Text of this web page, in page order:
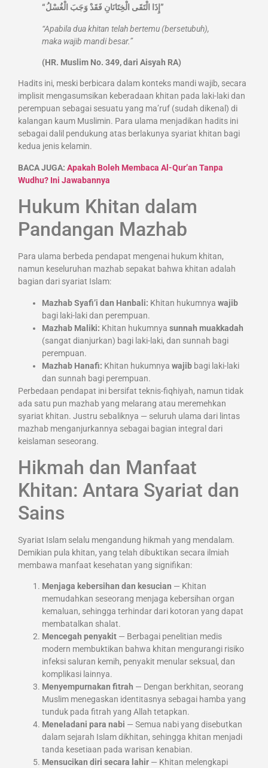
“إِذَا الْتَقَى الْخِتَانَانِ فَقَدْ وَجَبَ الْغُسْلُ”
“Apabila dua khitan telah bertemu (bersetubuh),
maka wajib mandi besar.”
(HR. Muslim No. 349, dari Aisyah RA)
Hadits ini, meski berbicara dalam konteks mandi wajib, secara
implisit mengasumsikan keberadaan khitan pada laki-laki dan
perempuan sebagai sesuatu yang ma’ruf (sudah dikenal) di
kalangan kaum Muslimin. Para ulama menjadikan hadits ini
sebagai dalil pendukung atas berlakunya syariat khitan bagi
kedua jenis kelamin.
BACA JUGA: Apakah Boleh Membaca Al-Qur’an Tanpa
Wudhu? Ini Jawabannya
Hukum Khitan dalam
Pandangan Mazhab
Para ulama berbeda pendapat mengenai hukum khitan,
namun keseluruhan mazhab sepakat bahwa khitan adalah
bagian dari syariat Islam:
Mazhab Syafi’i dan Hanbali: Khitan hukumnya wajib
bagi laki-laki dan perempuan.
Mazhab Maliki: Khitan hukumnya sunnah muakkadah
(sangat dianjurkan) bagi laki-laki, dan sunnah bagi
perempuan.
Mazhab Hanafi: Khitan hukumnya wajib bagi laki-laki
dan sunnah bagi perempuan.
Perbedaan pendapat ini bersifat teknis-fiqhiyah, namun tidak
ada satu pun mazhab yang melarang atau meremehkan
syariat khitan. Justru sebaliknya — seluruh ulama dari lintas
mazhab menganjurkannya sebagai bagian integral dari
keislaman seseorang.
Hikmah dan Manfaat
Khitan: Antara Syariat dan
Sains
Syariat Islam selalu mengandung hikmah yang mendalam.
Demikian pula khitan, yang telah dibuktikan secara ilmiah
membawa manfaat kesehatan yang signifikan:
Menjaga kebersihan dan kesucian — Khitan
memudahkan seseorang menjaga kebersihan organ
kemaluan, sehingga terhindar dari kotoran yang dapat
membatalkan shalat.
Mencegah penyakit — Berbagai penelitian medis
modern membuktikan bahwa khitan mengurangi risiko
infeksi saluran kemih, penyakit menular seksual, dan
komplikasi lainnya.
Menyempurnakan fitrah — Dengan berkhitan, seorang
Muslim menegaskan identitasnya sebagai hamba yang
tunduk pada fitrah yang Allah tetapkan.
Meneladani para nabi — Semua nabi yang disebutkan
dalam sejarah Islam dikhitan, sehingga khitan menjadi
tanda kesetiaan pada warisan kenabian.
Mensucikan diri secara lahir — Khitan melengkapi